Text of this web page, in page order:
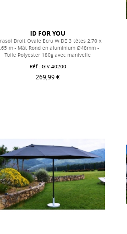
ID FOR YOU
Droit Ovale Ecru WIDE 3 têtes 2,70 x
m - Mât Rond en aluminium Ø48mm -
Toile Polyester 180g avec manivelle
Réf : GIV-40200
269,99 €